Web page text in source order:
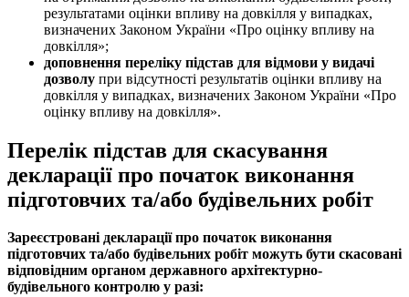
результатами оцінки впливу на довкілля у випадках,
визначених Законом України «Про оцінку впливу на
довкілля»;
доповнення переліку підстав для відмови у видачі
дозволу при відсутності результатів оцінки впливу на
довкілля у випадках, визначених Законом України «Про
оцінку впливу на довкілля».
Перелік підстав для скасування
декларації про початок виконання
підготовчих та/або будівельних робіт
Зареєстровані деклараціїпро початок виконання
підготовчих та/або будівельних робіт можуть бути скасовані
відповідним органом державного архітектурно-
будівельного контролю у разі: